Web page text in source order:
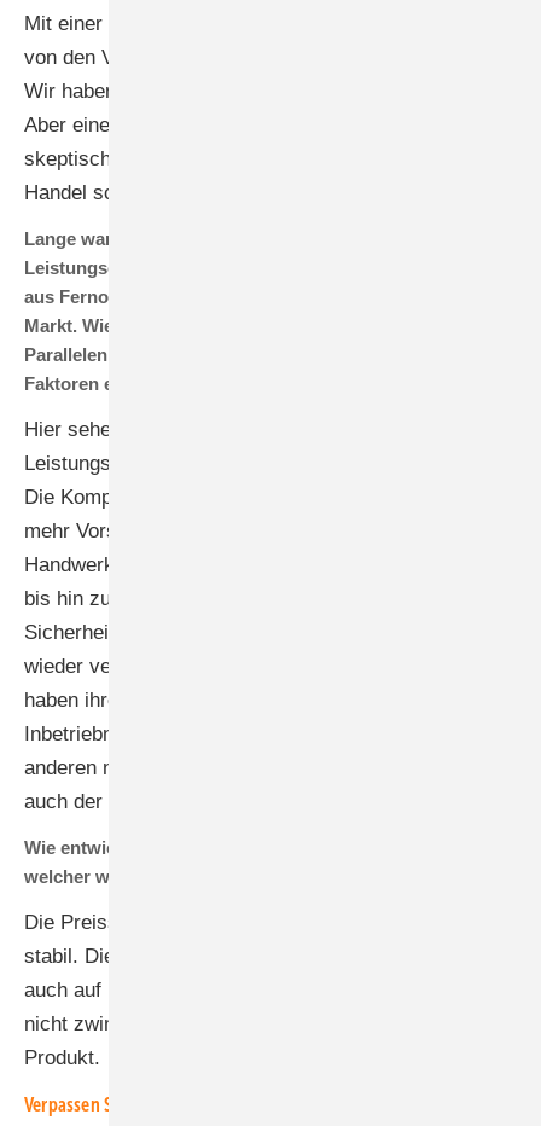
Mit einer positiven Marktentwicklung, die aber sicher
von den Vorstellungen vieler Marktakteure abweicht.
Wir haben über zehn Gigawatt in Deutschland gebaut.
Aber eine Verdopplung in diesem Jahr sehen wir
skeptisch. Der Abbau der Lagerüberbestände im
Handel schreitet voran.
Lange war die europäische Produktion von
Leistungselektronik relativ sicher vor dem Wettbewerbern
aus Fernost. Diese drängen aber immer mehr auf den
Markt. Wie entwickelt sich dieser Wettbewerb? Sehen Sie
Parallelen zum Modulmarkt oder spielen hier andere
Faktoren eine Rolle?
Hier sehen wir weniger Parallelen, da die
Leistungselektronik kein reiner Komponentenmarkt ist.
Die Komplexität ist ungleich höher. Denn es existieren
mehr Vorschriften und Regularien. Handel und
Handwerk wollen Gesamtlösung und Erweiterbarkeit
bis hin zu Sektorkopplung und fragt nach Qualität,
Sicherheit und Service. Handel und Handwerk fragen
wieder verstärkt nach deutschen Produkten. Sie
haben ihre Erfahrung mit Blick auf die Installation, die
Inbetriebnahme, die Sicherheit und dem Service mit
anderen nicht-europäischen Herstellern gemacht. Und
auch der CO2-Fußabdruck spielt eine Rolle.
Wie entwickeln sich die Preise für Wechselrichter und mit
welcher weiteren Preisentwicklung rechnen Sie?
Die Preissituation für Leistungselektronik ist derzeit
stabil. Die Preisentwicklung wird sich aber sicherlich
auch auf Leistungselektronik auswirken. Allerdings
nicht zwingend in jeder Leistungsklasse und auf jedes
Produkt.
Verpassen Sie keine wichtige Information rund um die solare